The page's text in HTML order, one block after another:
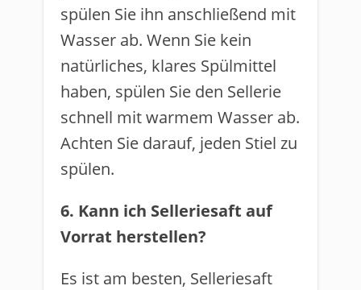
spülen Sie ihn anschließend mit
Wasser ab. Wenn Sie kein
natürliches, klares Spülmittel
haben, spülen Sie den Sellerie
schnell mit warmem Wasser ab.
Achten Sie darauf, jeden Stiel zu
spülen.
6. Kann ich Selleriesaft auf
Vorrat herstellen?
Es ist am besten, Selleriesaft